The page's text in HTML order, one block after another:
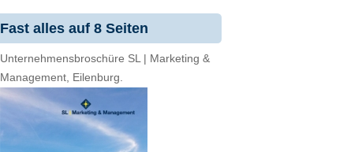
Fast alles auf 8 Seiten
Unternehmensbroschüre SL | Marketing &
Management, Eilenburg.